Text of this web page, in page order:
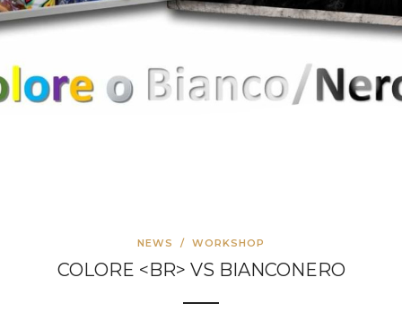
NEWS / WORKSHOP
COLORE <BR> VS BIANCONERO